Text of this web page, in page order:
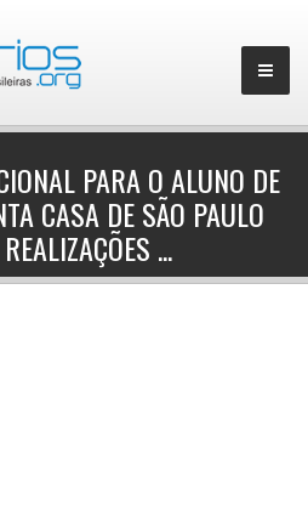
▼
PARA O ALUNO DE
CASA DE SÃO PAULO
...